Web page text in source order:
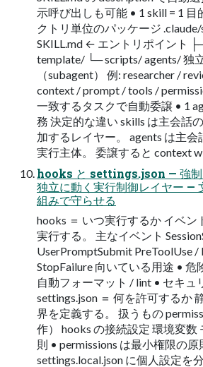
示呼び出しも可能 • 1 skill = 1 目
クトリ単位のパッケージ
SKILL.md ← エントリポイント
template/ └─ scripts/ agents/ 独
（subagent） 例: researcher /
context / prompt / tools /
一致するタスクで自動委譲 • 1
務 決定的な違い skills は主会話
加するレイヤー。 agents は主
実行主体。 委譲すると context
hooks と settings.json — 強制
独立に動く実行制御レイヤー —
組みで守らせる
hooks ＝ いつ実行するか イベン
実行する。 主なイベント
UserPromptSubmit PreToolUse /
StopFailure 向いている用途 • 危
自動フォーマット / lint • セキュ
settings.json ＝ 何を許可するか
界を定義する。 扱うもの
作） hooks の接続設定 環境変数
則 • permissions は最小権限の原
settings.local.json に個人設定を